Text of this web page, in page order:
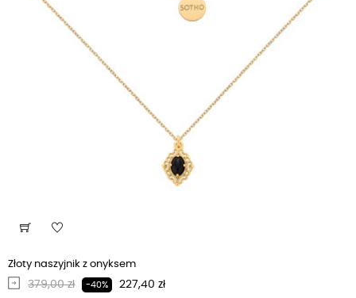
Złoty naszyjnik z onyksem
Regularna cena
379,00 zł -40% Cena
227,40 zł